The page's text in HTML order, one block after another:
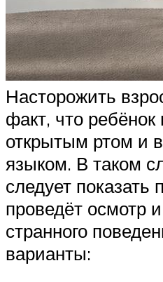
Насторожить
факт, что ребёнок
открытым ртом и
языком. В таком
следует показать
проведёт осмотр
странного
варианты: